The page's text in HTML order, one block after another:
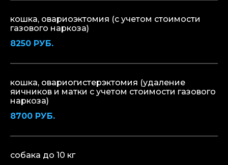
кошка, овариоэктомия (с учетом стоимости
газового наркоза)
8250 РУБ.
кошка, овариогистерэктомия (удаление
яичников и матки с учетом стоимости газового
наркоза)
8700 РУБ.
собака до 10 кг